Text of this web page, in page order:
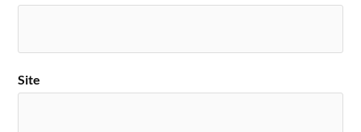
Site